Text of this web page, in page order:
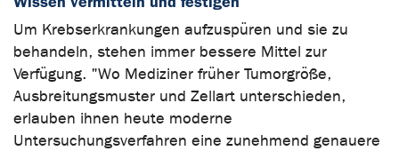
Um Krebserkrankungen aufzuspüren und sie zu
behandeln, stehen immer bessere Mittel zur
Verfügung. "Wo Mediziner früher Tumorgröße,
Ausbreitungsmuster und Zellart unterschieden,
erlauben ihnen heute moderne
Untersuchungsverfahren eine zunehmend genauere